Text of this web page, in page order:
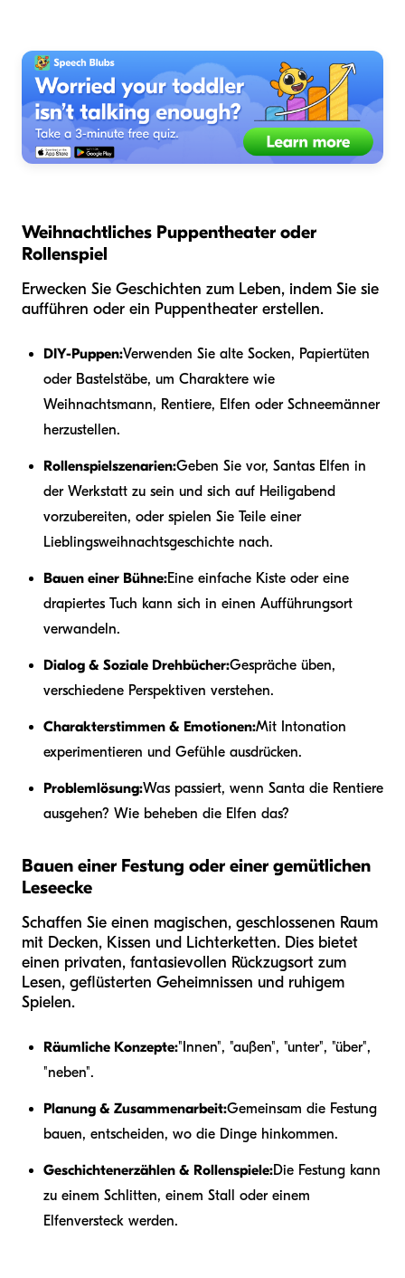
Weihnachtliches Puppentheater oder
Rollenspiel
Erwecken Sie Geschichten zum Leben, indem Sie sie
aufführen oder ein Puppentheater erstellen.
DIY-Puppen:Verwenden Sie alte Socken, Papiertüten
oder Bastelstäbe, um Charaktere wie
Weihnachtsmann, Rentiere, Elfen oder Schneemänner
herzustellen.
Rollenspielszenarien:Geben Sie vor, Santas Elfen in
der Werkstatt zu sein und sich auf Heiligabend
vorzubereiten, oder spielen Sie Teile einer
Lieblingsweihnachtsgeschichte nach.
Bauen einer Bühne:Eine einfache Kiste oder eine
drapiertes Tuch kann sich in einen Aufführungsort
verwandeln.
Dialog & Soziale Drehbücher:Gespräche üben,
verschiedene Perspektiven verstehen.
Charakterstimmen & Emotionen:Mit Intonation
experimentieren und Gefühle ausdrücken.
Problemlösung:Was passiert, wenn Santa die Rentiere
ausgehen? Wie beheben die Elfen das?
Bauen einer Festung oder einer gemütlichen
Leseecke
Schaffen Sie einen magischen, geschlossenen Raum
mit Decken, Kissen und Lichterketten. Dies bietet
einen privaten, fantasievollen Rückzugsort zum
Lesen, geflüsterten Geheimnissen und ruhigem
Spielen.
Räumliche Konzepte:"Innen", "außen", "unter", "über",
"neben".
Planung & Zusammenarbeit:Gemeinsam die Festung
bauen, entscheiden, wo die Dinge hinkommen.
Geschichtenerzählen & Rollenspiele:Die Festung kann
zu einem Schlitten, einem Stall oder einem
Elfenversteck werden.